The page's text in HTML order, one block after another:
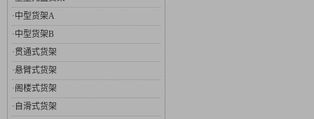
·中型货架A
·中型货架B
·贯通式货架
·悬臂式货架
·阁楼式货架
· 自滑式货架